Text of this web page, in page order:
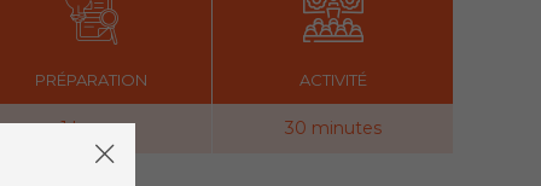
PRÉPARATION
1 heure
ACTIVITÉ
30 minutes